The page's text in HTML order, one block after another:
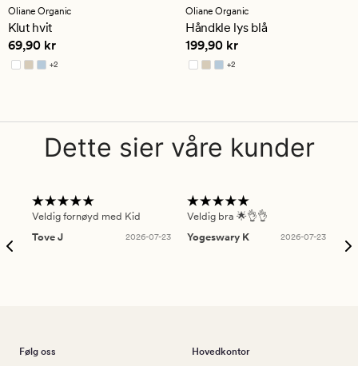
med
en
gjennomsnittlig
vurdering
på
5
Oliane Organic
Klut hvit
Pris 69,90 kr
69,90 kr
+2
Tilgjengelig i flere farger
med
en
gjennomsnittlig
vurdering
på
5
Oliane Organic
Håndkle lys blå
Pris 199,90 kr
199,90 kr
+2
Tilgjengelig i flere farger
Dette sier våre kunder
Veldig fornøyd med Kid
Tove J
2026-07-23
Veldig bra 🌟👌👌
Yogeswary K
2026-07-23
Følg oss Hovedkontor